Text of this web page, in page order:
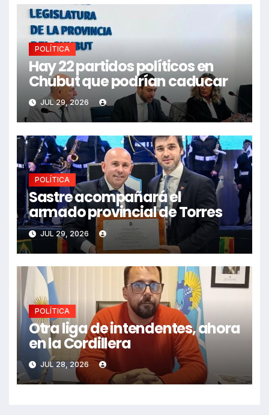
POLÍTICA
Hay 22 partidos políticos en
Chubut que podrían caducar
JUL 29, 2026
POLÍTICA
Sastre acompañará el
armado provincial de Torres
JUL 29, 2026
POLÍTICA
Otra liga de intendentes, ahora
en la Cordillera
JUL 28, 2026